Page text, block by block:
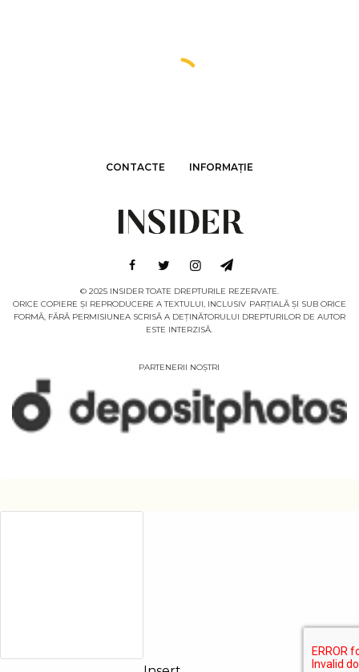
CONTACTE INFORMAȚIE
© 2025 INSIDER TOATE DREPTURILE REZERVATE.
ORICE COPIERE ȘI REPRODUCERE A TEXTULUI, INCLUSIV PARȚIALĂ ȘI SUB ORICE
FORMĂ, FĂRĂ PERMISIUNEA SCRISĂ A DEȚINĂTORULUI DREPTURILOR DE AUTOR
ESTE INTERZISĂ.
PARTENERII NOȘTRI